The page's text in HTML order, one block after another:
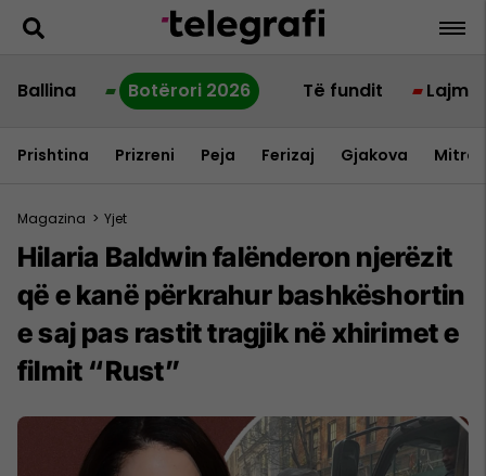
Ballina Botërori 2026 Të fundit Lajme
Prishtina Prizreni Peja Ferizaj Gjakova
Magazina > Yjet
Hilaria Baldwin falënderon njerëzit
që e kanë përkrahur bashkëshortin
e saj pas rastit tragjik në xhirimet e
filmit “Rust”